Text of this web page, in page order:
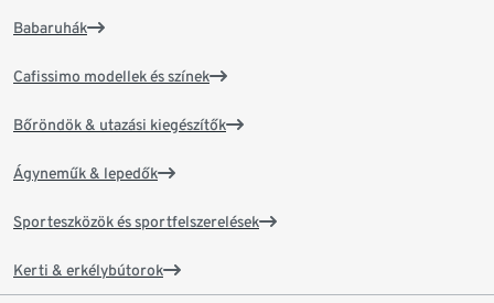
Babaruhák
Cafissimo modellek és színek
Bőröndök & utazási kiegészítők
Ágyneműk & lepedők
Sporteszközök és sportfelszerelések
Kerti & erkélybútorok